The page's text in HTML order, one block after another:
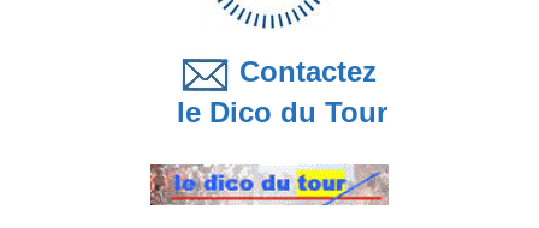
Contactez
le Dico du Tour